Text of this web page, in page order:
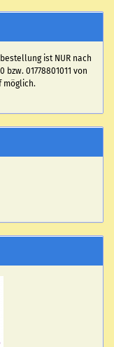
ist NUR nach
01778801011 von
möglich.